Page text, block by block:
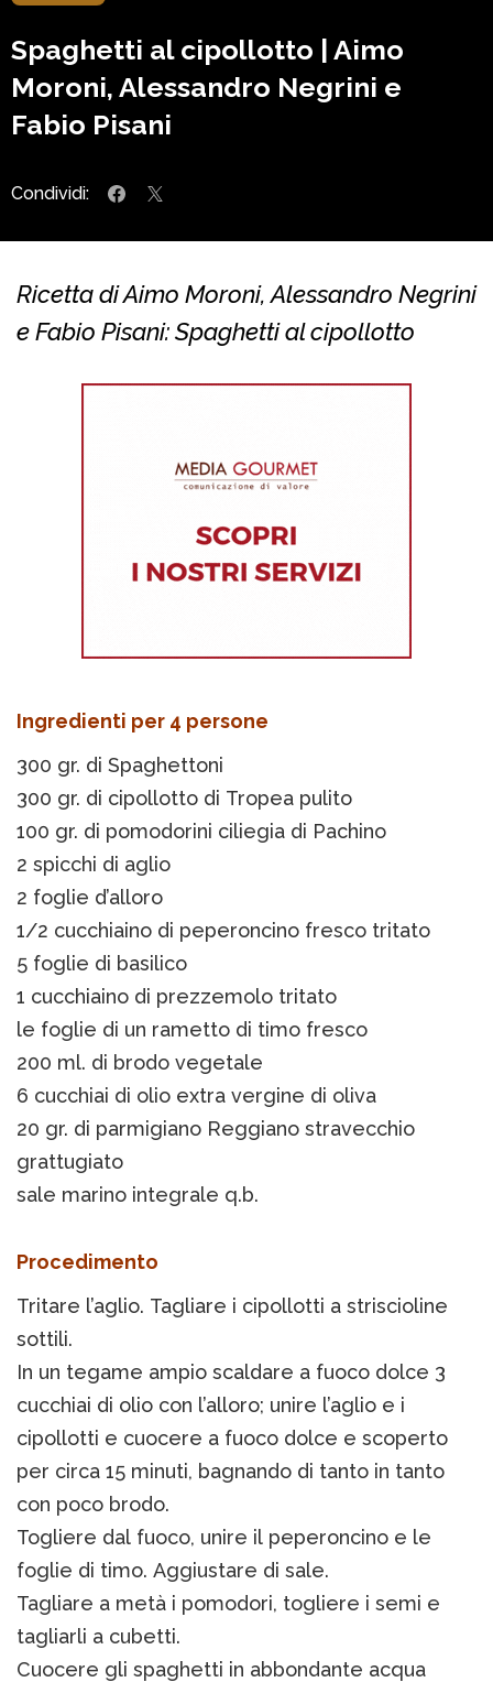
Spaghetti al cipollotto | Aimo
Moroni, Alessandro Negrini e
Fabio Pisani
Condividi:
Ricetta di Aimo Moroni, Alessandro Negrini
e Fabio Pisani: Spaghetti al cipollotto
Ingredienti per 4 persone
300 gr. di Spaghettoni
300 gr. di cipollotto di Tropea pulito
100 gr. di pomodorini ciliegia di Pachino
2 spicchi di aglio
2 foglie d’alloro
1/2 cucchiaino di peperoncino fresco tritato
5 foglie di basilico
1 cucchiaino di prezzemolo tritato
le foglie di un rametto di timo fresco
200 ml. di brodo vegetale
6 cucchiai di olio extra vergine di oliva
20 gr. di parmigiano Reggiano stravecchio
grattugiato
sale marino integrale q.b.
Procedimento
Tritare l’aglio. Tagliare i cipollotti a striscioline
sottili.
In un tegame ampio scaldare a fuoco dolce 3
cucchiai di olio con l’alloro; unire l’aglio e i
cipollotti e cuocere a fuoco dolce e scoperto
per circa 15 minuti, bagnando di tanto in tanto
con poco brodo.
Togliere dal fuoco, unire il peperoncino e le
foglie di timo. Aggiustare di sale.
Tagliare a metà i pomodori, togliere i semi e
tagliarli a cubetti.
Cuocere gli spaghetti in abbondante acqua